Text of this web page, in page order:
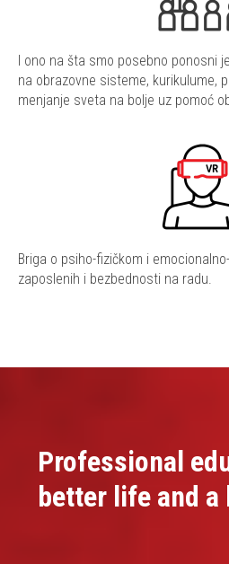
I ono na šta smo posebno ponosni
na obrazovne sisteme, kurikulume,
menjanje sveta na bolje uz pomoć
Briga o psiho-fizičkom i
zaposlenih i bezbednosti na radu.
Professional
better life and